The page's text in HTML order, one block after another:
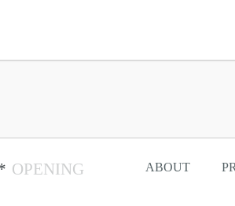
OPENING ABOUT